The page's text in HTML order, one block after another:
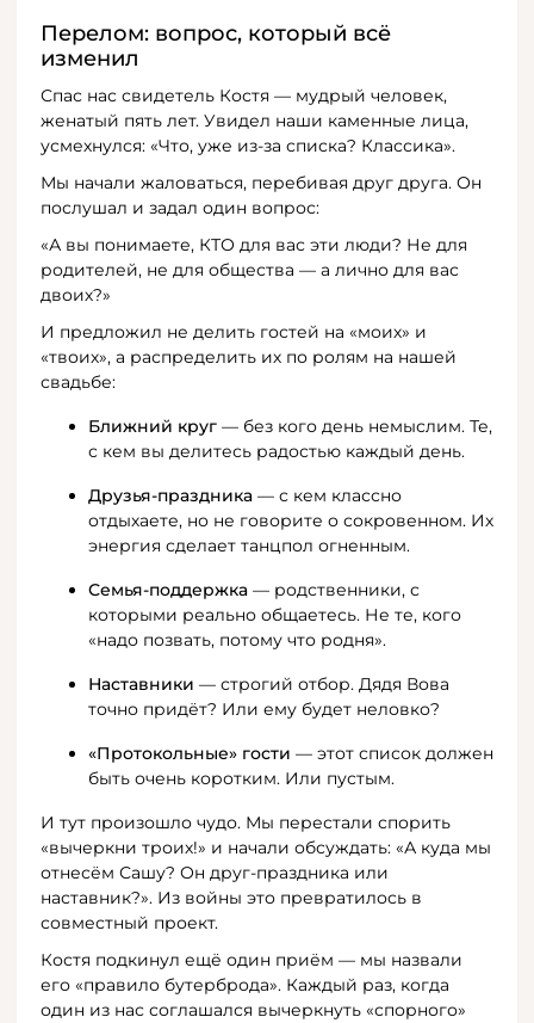
Перелом: вопрос, который всё
изменил
Спас нас свидетель Костя — мудрый человек,
женатый пять лет. Увидел наши каменные лица,
усмехнулся: «Что, уже из-за списка? Классика».
Мы начали жаловаться, перебивая друг друга. Он
послушал и задал один вопрос:
«А вы понимаете, КТО для вас эти люди? Не для
родителей, не для общества — а лично для вас
двоих?»
И предложил не делить гостей на «моих» и
«твоих», а распределить их по ролям на нашей
свадьбе:
Ближний круг — без кого день немыслим. Те,
с кем вы делитесь радостью каждый день.
Друзья-праздника — с кем классно
отдыхаете, но не говорите о сокровенном. Их
энергия сделает танцпол огненным.
Семья-поддержка — родственники, с
которыми реально общаетесь. Не те, кого
«надо позвать, потому что родня».
Наставники — строгий отбор. Дядя Вова
точно придёт? Или ему будет неловко?
«Протокольные» гости — этот список должен
быть очень коротким. Или пустым.
И тут произошло чудо. Мы перестали спорить
«вычеркни троих!» и начали обсуждать: «А куда мы
отнесём Сашу? Он друг-праздника или
наставник?». Из войны это превратилось в
совместный проект.
Костя подкинул ещё один приём — мы назвали
его «правило бутерброда». Каждый раз, когда
один из нас соглашался вычеркнуть «спорного»